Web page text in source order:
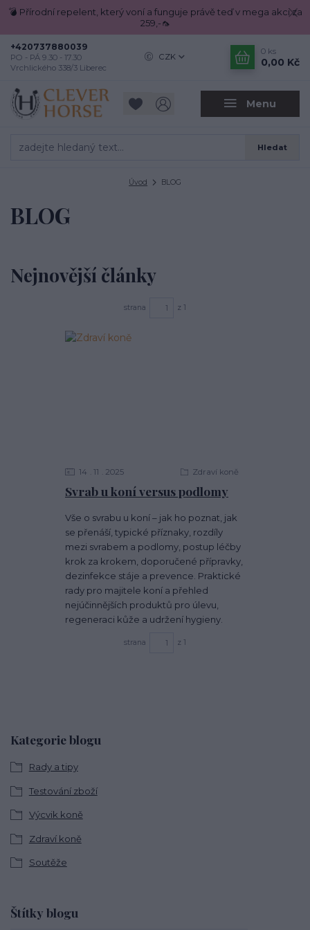
💣 Přírodní repelent, který voní a funguje právě teď v mega akci za
259,-🦟
Menu
CZK
Hledat
+420737880039
PO - PÁ 9.30 - 17.30
Vrchlického 338/3 Liberec
0 ks
0,00 Kč
Úvod BLOG
Kategorie blogu
Rady a tipy
Testování zboží
Výcvik koně
Zdraví koně
Soutěže
Štítky blogu
BLOG
Nejnovější články
strana z 1
Svrab u koní versus podlomy
14 11 2025 Zdraví koně
Vše o svrabu u koní – jak ho poznat, jak
se přenáší, typické příznaky, rozdíly
mezi svrabem a podlomy, postup léčby
krok za krokem, doporučené přípravky,
dezinfekce stáje a prevence. Praktické
rady pro majitele koní a přehled
nejúčinnějších produktů pro úlevu,
regeneraci kůže a udržení hygieny.
strana z 1